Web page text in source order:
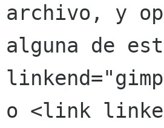
archivo, y
alguna de
o <link